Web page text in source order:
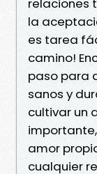
relaciones
la
es tarea
camino!
paso para
sanos y
cultivar un
amor
cualquier